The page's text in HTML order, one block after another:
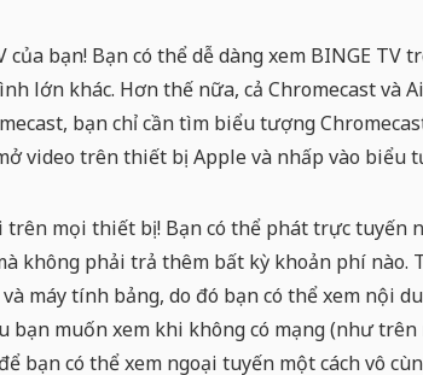
của bạn! Bạn có thể dễ dàng xem BINGE TV
lớn khác. Hơn thế nữa, cả Chromecast và
bạn chỉ cần tìm biểu tượng
video trên thiết bị Apple và nhấp vào biểu
trên mọi thiết bị! Bạn có thể phát trực tuyến
không phải trả thêm bất kỳ khoản phí
máy tính bảng, do đó bạn có thể xem nội
bạn muốn xem khi không có mạng (như
bạn có thể xem ngoại tuyến một cách vô